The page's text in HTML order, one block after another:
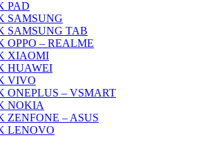
PAD
SAMSUNG
SAMSUNG TAB
OPPO – REALME
XIAOMI
HUAWEI
VIVO
ONEPLUS – VSMART
NOKIA
ZENFONE – ASUS
LENOVO